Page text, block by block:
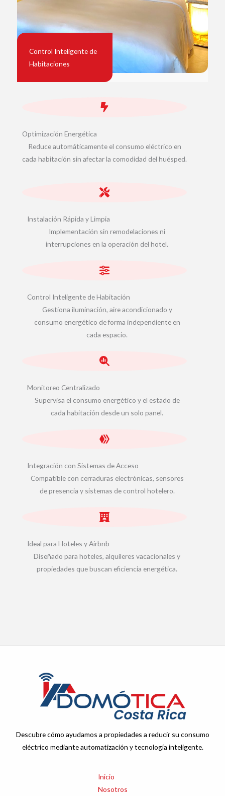
Control Inteligente de
Habitaciones
Optimización Energética
Reduce automáticamente el consumo eléctrico en
cada habitación sin afectar la comodidad del huésped.
Instalación Rápida y Limpia
Implementación sin remodelaciones ni
interrupciones en la operación del hotel.
Control Inteligente de Habitación
Gestiona iluminación, aire acondicionado y
consumo energético de forma independiente en
cada espacio.
Monitoreo Centralizado
Supervisa el consumo energético y el estado de
cada habitación desde un solo panel.
Integración con Sistemas de Acceso
Compatible con cerraduras electrónicas, sensores
de presencia y sistemas de control hotelero.
Ideal para Hoteles y Airbnb
Diseñado para hoteles, alquileres vacacionales y
propiedades que buscan eficiencia energética.
Descubre cómo ayudamos a propiedades a reducir su consumo
eléctrico mediante automatización y tecnología inteligente.
Inicio
Nosotros